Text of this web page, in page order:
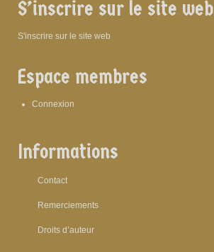
S’inscrire sur le site web
S'inscrire sur le site web
Espace membres
Connexion
Informations
Contact
Remerciements
Droits d’auteur